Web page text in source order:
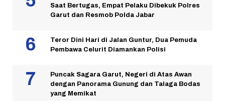
Saat Bertugas, Empat Pelaku Dibekuk Polres
Garut dan Resmob Polda Jabar
Teror Dini Hari di Jalan Guntur, Dua Pemuda
Pembawa Celurit Diamankan Polisi
Puncak Sagara Garut, Negeri di Atas Awan
dengan Panorama Gunung dan Talaga Bodas
yang Memikat